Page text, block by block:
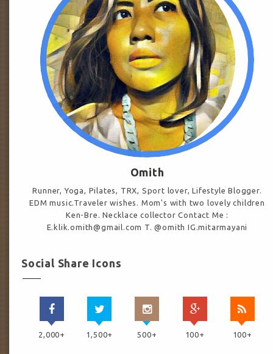
Omith
Runner, Yoga, Pilates, TRX, Sport lover, Lifestyle Blogger.
EDM music.Traveler wishes. Mom's with two lovely children
Ken-Bre. Necklace collector Contact Me :
E.klik.omith@gmail.com T. @omith IG.mitarmayani
Social Share Icons
2,000+ 1,500+ 500+ 100+ 100+